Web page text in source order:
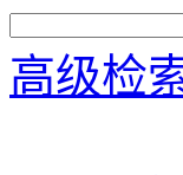
高级检